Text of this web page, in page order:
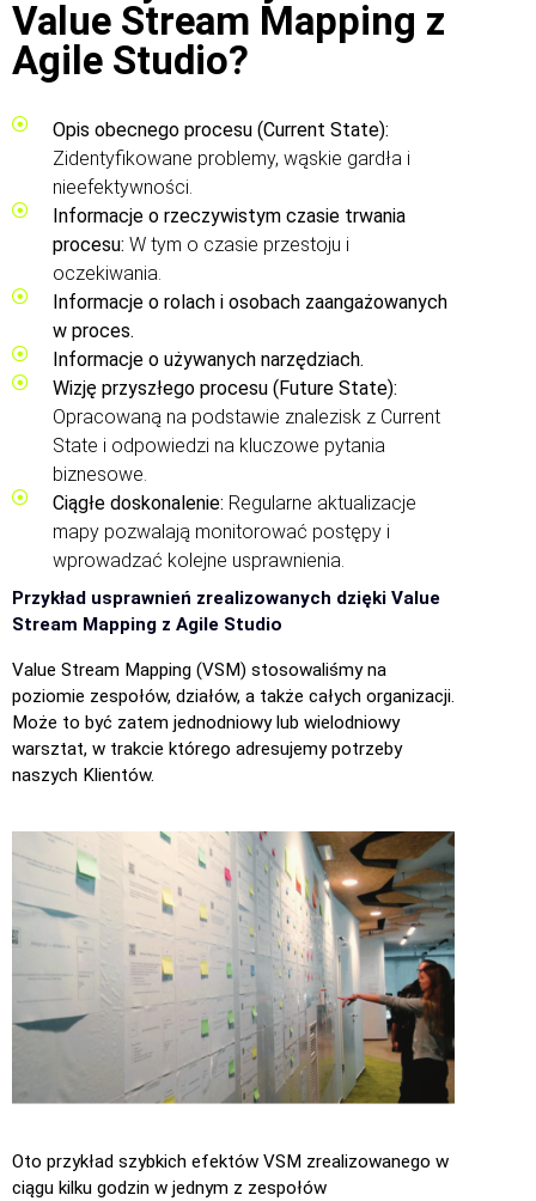
Value Stream Mapping z
Agile Studio?
Opis obecnego procesu (Current State):
Zidentyfikowane problemy, wąskie gardła i
nieefektywności.
Informacje o rzeczywistym czasie trwania
procesu: W tym o czasie przestoju i
oczekiwania.
Informacje o rolach i osobach zaangażowanych
w proces.
Informacje o używanych narzędziach.
Wizję przyszłego procesu (Future State):
Opracowaną na podstawie znalezisk z Current
State i odpowiedzi na kluczowe pytania
biznesowe.
Ciągłe doskonalenie: Regularne aktualizacje
mapy pozwalają monitorować postępy i
wprowadzać kolejne usprawnienia.
Przykład usprawnień zrealizowanych dzięki Value
Stream Mapping z Agile Studio
Value Stream Mapping (VSM) stosowaliśmy na
poziomie zespołów, działów, a także całych organizacji.
Może to być zatem jednodniowy lub wielodniowy
warsztat, w trakcie którego adresujemy potrzeby
naszych Klientów.
Oto przykład szybkich efektów VSM zrealizowanego w
ciągu kilku godzin w jednym z zespołów